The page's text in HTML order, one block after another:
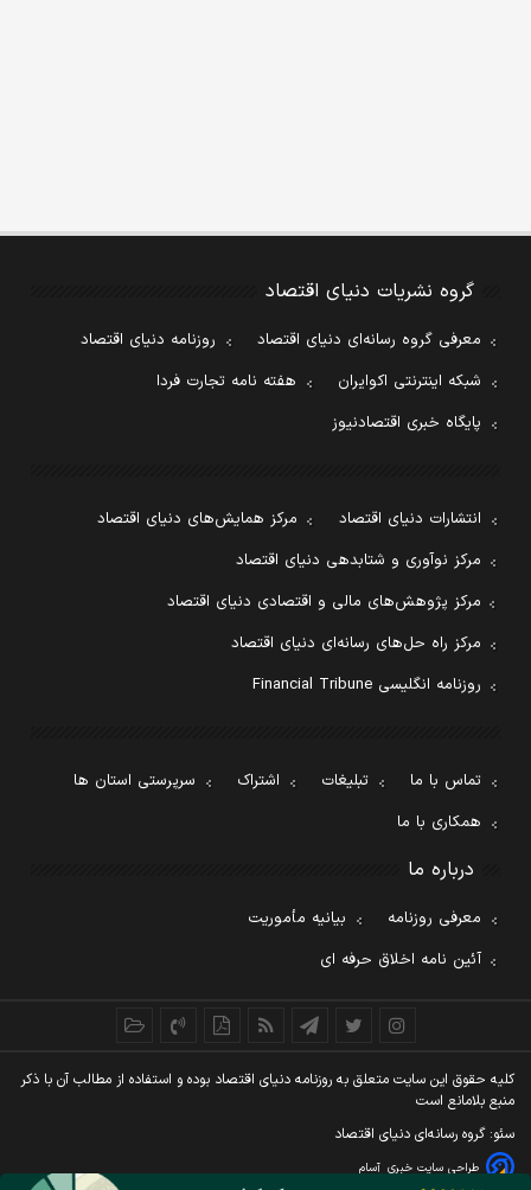
گروه نشریات دنیای اقتصاد
معرفی گروه رسانه‌ای دنیای اقتصاد
روزنامه دنیای اقتصاد
شبکه اینترنتی اکوایران
هفته نامه تجارت فردا
پایگاه خبری اقتصادنیوز
انتشارات دنیای اقتصاد
مرکز همایش‌های دنیای اقتصاد
مرکز نوآوری و شتابدهی دنیای اقتصاد
مرکز پژوهش‌های مالی و اقتصادی دنیای اقتصاد
مرکز راه حل‌های رسانه‌ای دنیای اقتصاد
روزنامه انگلیسی Financial Tribune
تماس با ما تبلیغات اشتراک
سرپرستی استان ها
همکاری با ما
درباره ما
معرفی روزنامه
بیانیه مأموریت
آئین نامه اخلاق حرفه ای
کليه حقوق اين سايت متعلق به روزنامه دنيای اقتصاد بوده و استفاده از مطالب آن با ذکر
منبع بلامانع است
سئو: گروه رسانه‌ای دنیای اقتصاد
طراحی سایت خبری آسام